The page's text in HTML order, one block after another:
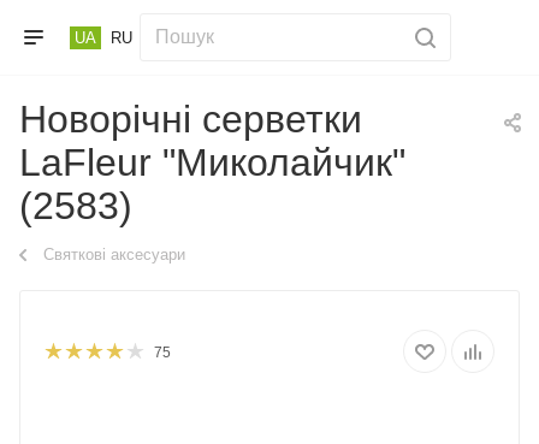
UA RU
Новорічні серветки
LaFleur "Миколайчик"
(2583)
Святкові аксесуари
75